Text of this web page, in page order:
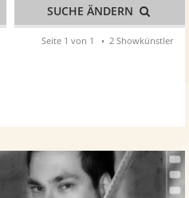
SUCHE ÄNDERN
Seite 1 von 1 2 Showkünstler